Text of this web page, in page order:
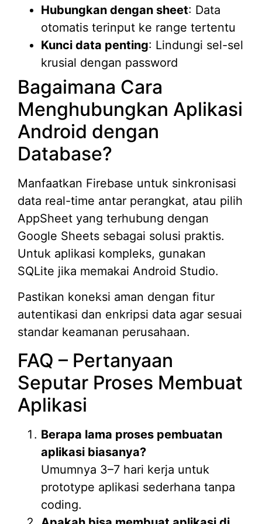
Hubungkan dengan sheet: Data
otomatis terinput ke range tertentu
Kunci data penting: Lindungi sel-sel
krusial dengan password
Bagaimana Cara
Menghubungkan Aplikasi
Android dengan
Database?
Manfaatkan Firebase untuk sinkronisasi
data real-time antar perangkat, atau pilih
AppSheet yang terhubung dengan
Google Sheets sebagai solusi praktis.
Untuk aplikasi kompleks, gunakan
SQLite jika memakai Android Studio.
Pastikan koneksi aman dengan fitur
autentikasi dan enkripsi data agar sesuai
standar keamanan perusahaan.
FAQ – Pertanyaan
Seputar Proses Membuat
Aplikasi
Berapa lama proses pembuatan
aplikasi biasanya?
Umumnya 3–7 hari kerja untuk
prototype aplikasi sederhana tanpa
coding.